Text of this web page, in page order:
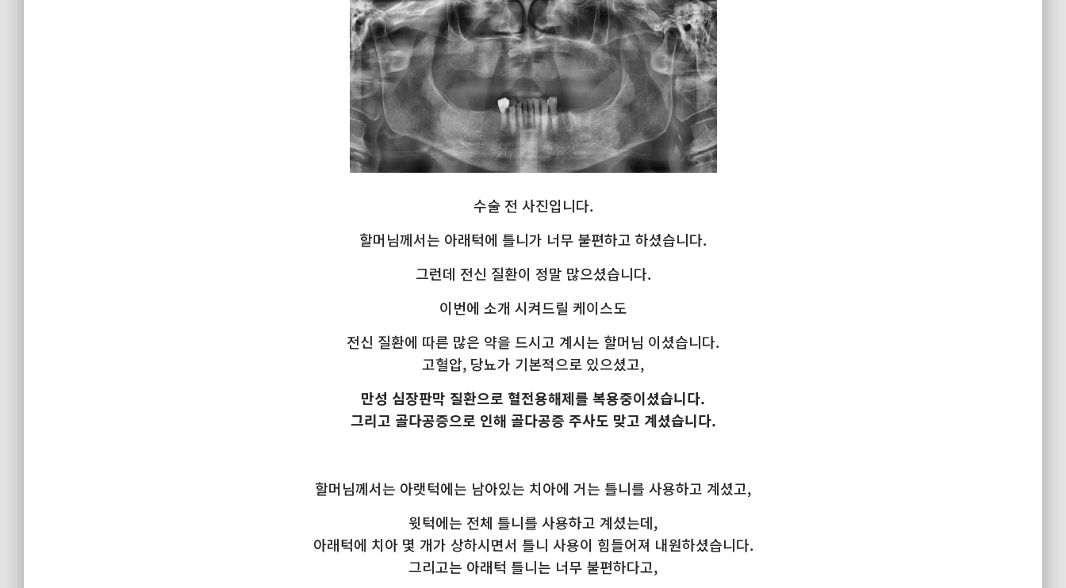
수술 전 사진입니다.
할머님께서는 아래턱에 틀니가 너무 불편하고 하셨습니다.
그런데 전신 질환이 정말 많으셨습니다.
이번에 소개 시켜드릴 케이스도
전신 질환에 따른 많은 약을 드시고 계시는 할머님 이셨습니다.
고혈압, 당뇨가 기본적으로 있으셨고,
만성 심장판막 질환으로 혈전용해제를 복용중이셨습니다.
그리고 골다공증으로 인해 골다공증 주사도 맞고 계셨습니다.
할머님께서는 아랫턱에는 남아있는 치아에 거는 틀니를 사용하고 계셨고,
윗턱에는 전체 틀니를 사용하고 계셨는데,
아래턱에 치아 몇 개가 상하시면서 틀니 사용이 힘들어져 내원하셨습니다.
그리고는 아래턱 틀니는 너무 불편하다고,